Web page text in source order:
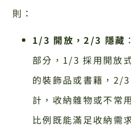
則：
1/3 開放，2/3 隱藏
部分，1/3 採用開放
的裝飾品或書籍，2/
計，收納雜物或不常
比例既能滿足收納需